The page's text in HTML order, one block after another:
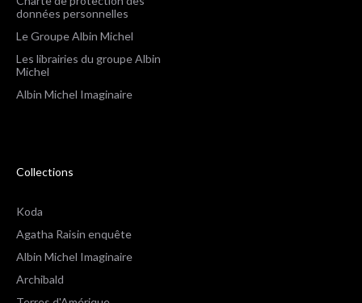
données personnelles
Le Groupe Albin Michel
Les librairies du groupe Albin
Michel
Albin Michel Imaginaire
Collections
Koda
Agatha Raisin enquête
Albin Michel Imaginaire
Archibald